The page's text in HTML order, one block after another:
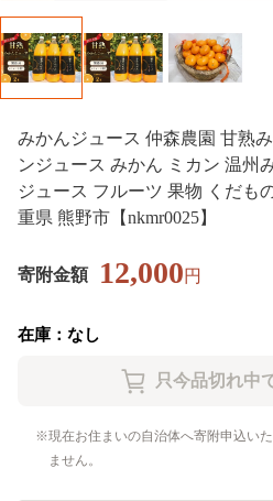
みかんジュース 仲森農園 甘熟
ンジュース みかん ミカン 温州
ジュース フルーツ 果物 くだも
重県 熊野市【nkmr0025】
寄附金額 12,000円
在庫：なし
現在お住まいの自治体へ寄附申込い
ません。